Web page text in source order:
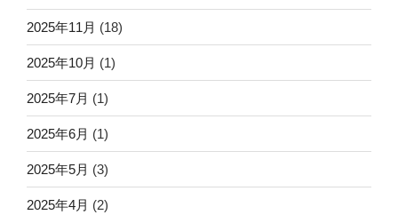
2025年11月 (18)
2025年10月 (1)
2025年7月 (1)
2025年6月 (1)
2025年5月 (3)
2025年4月 (2)